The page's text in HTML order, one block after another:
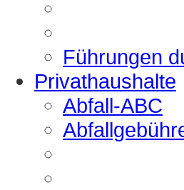
Führungen
Privathaushalte
Abfall-ABC